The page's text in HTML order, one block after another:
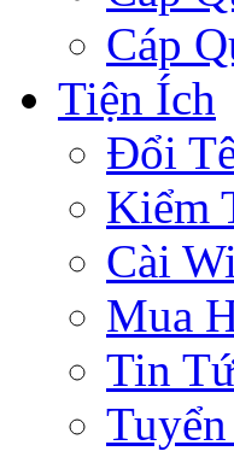
Cáp
Tiện Ích
Đổi
Kiểm
Cài
Mua
Tin